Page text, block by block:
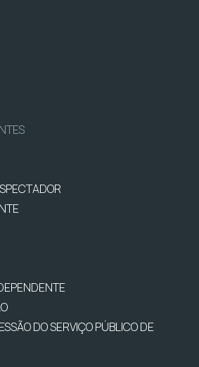
DO SERVIÇO PÚBLICO DE